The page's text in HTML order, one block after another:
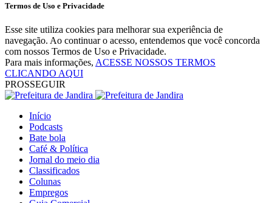
Termos de Uso e Privacidade
Esse site utiliza cookies para melhorar sua experiência de
navegação. Ao continuar o acesso, entendemos que você concorda
com nossos Termos de Uso e Privacidade.
Para mais informações, ACESSE NOSSOS TERMOS
CLICANDO AQUI
PROSSEGUIR
Início
Podcasts
Bate bola
Café & Política
Jornal do meio dia
Classificados
Colunas
Empregos